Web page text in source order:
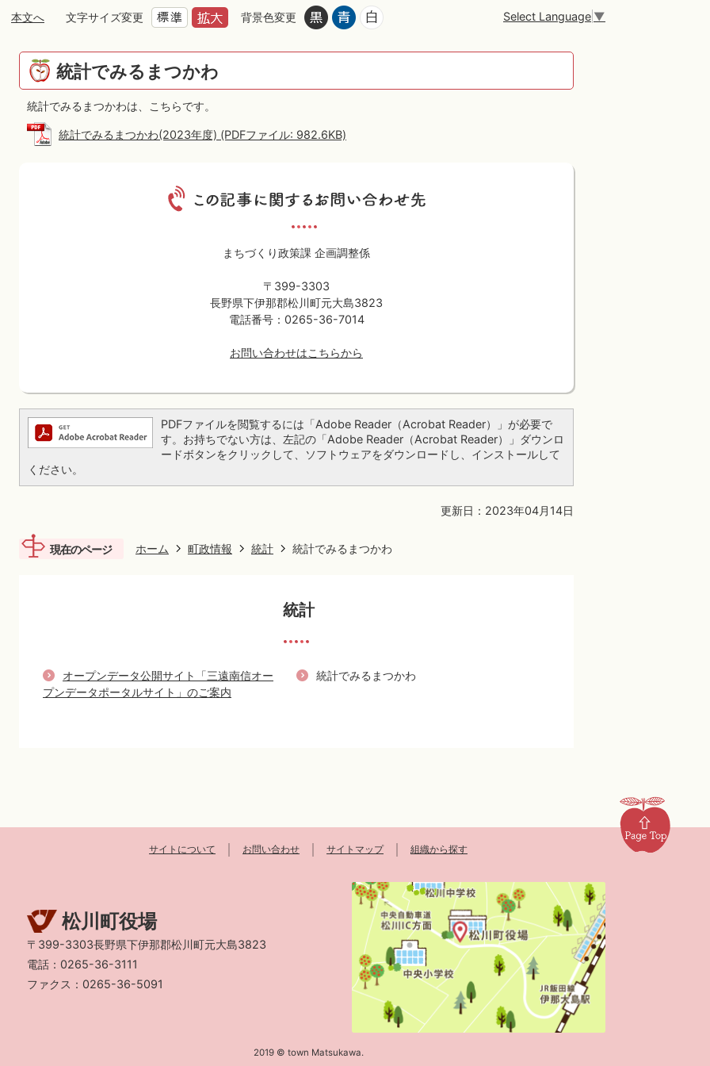
本文へ 文字サイズ変更 背景色変更 Select Language ▼
統計でみるまつかわ
統計でみるまつかわは、こちらです。
統計でみるまつかわ(2023年度) (PDFファイル: 982.6KB)
まちづくり政策課 企画調整係
〒399-3303
長野県下伊那郡松川町元大島3823
電話番号：0265-36-7014
お問い合わせはこちらから
PDFファイルを閲覧するには「Adobe Reader（Acrobat Reader）」が必要で
す。お持ちでない方は、左記の「Adobe Reader（Acrobat Reader）」ダウンロ
ードボタンをクリックして、ソフトウェアをダウンロードし、インストールして
ください。
更新日：2023年04月14日
現在のページ ホーム 町政情報 統計 統計でみるまつかわ
統計
オープンデータ公開サイト「三遠南信オー
プンデータポータルサイト」のご案内
統計でみるまつかわ
サイトについて お問い合わせ サイトマップ 組織から探す
松川町役場
〒399-3303長野県下伊那郡松川町元大島3823
電話：0265-36-3111
ファクス：0265-36-5091
2019 © town Matsukawa.